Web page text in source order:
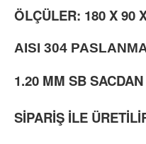
ÖLÇÜLER: 180 X 90
AISI 304
1.20 MM SB
SİPARİŞ İLE